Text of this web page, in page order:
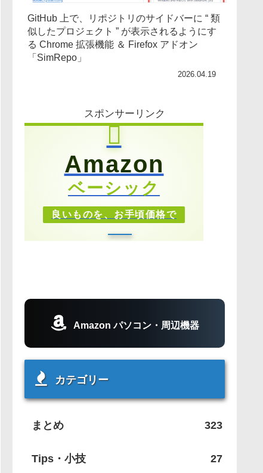
GitHub 上で、リポジトリのサイドバーに “ 類
似したプロジェクト ” が表示されるようにす
る Chrome 拡張機能 ＆ Firefox アドオン
「SimRepo」
2026.04.19
スポンサーリンク
Amazon
ベーシック
良いものを、お手頃価格で
Amazon パソコン・周辺機器
カテゴリー
まとめ 323
Tips・小技 27